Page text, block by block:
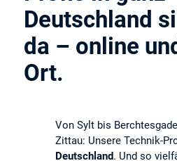
Deutschland
da – online
Ort.
Von Sylt bis
Zittau: Unsere Technik-
Deutschland. Und so